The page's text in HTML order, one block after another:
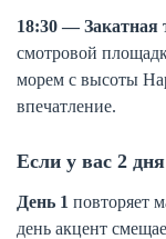
18:30 — Закатная
смотровой
морем с высоты
впечатление.
Если у вас 2 дня
День 1 повторяет
день акцент